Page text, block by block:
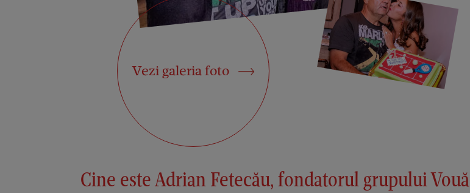
Vezi galeria foto
Cine este Adrian Fetecău, fondatorul grupului Vouă